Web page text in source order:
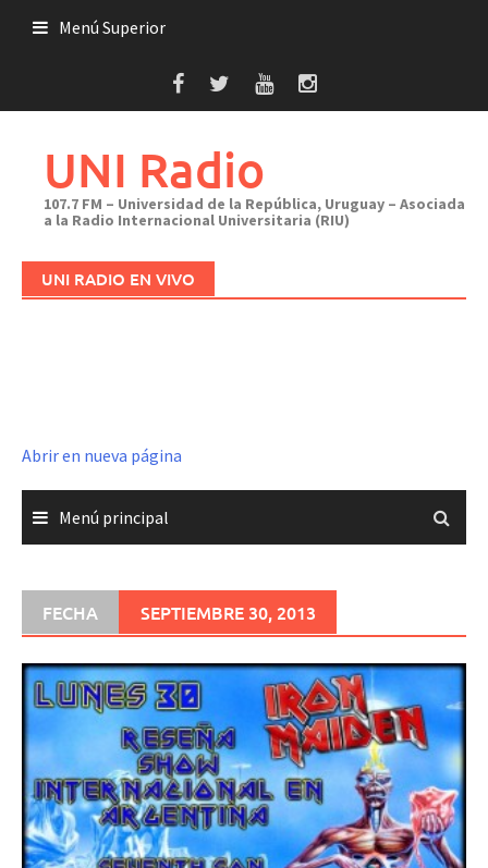
Menú Superior
UNI Radio
107.7 FM – Universidad de la República, Uruguay – Asociada
a la Radio Internacional Universitaria (RIU)
UNI RADIO EN VIVO
Abrir en nueva página
Menú principal
FECHA SEPTIEMBRE 30, 2013